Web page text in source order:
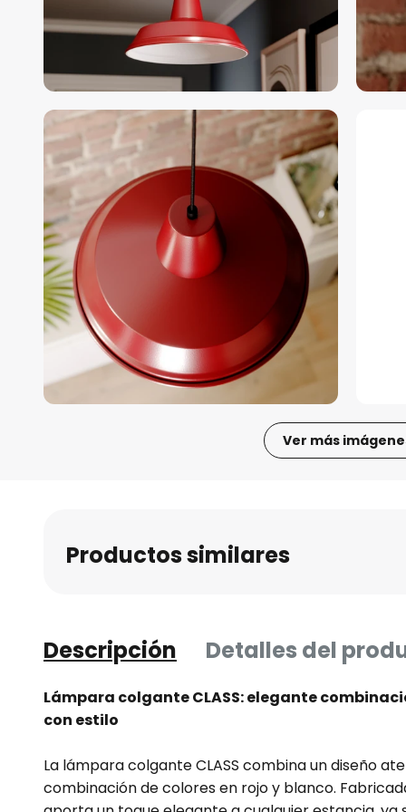
Ver más
Productos similares
Descripción Detalles del
Lámpara colgante CLASS: elegante
con estilo
La lámpara colgante CLASS combina un diseño
combinación de colores en rojo y blanco.